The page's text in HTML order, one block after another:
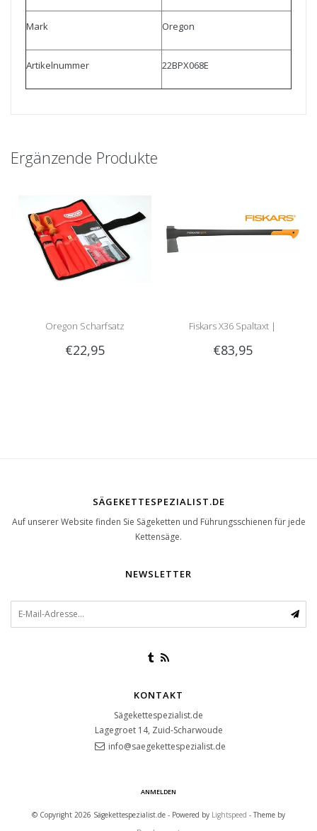
Mark Oregon
Artikelnummer 22BPX068E
Ergänzende Produkte
Oregon Scharfsatz
€22,95
Fiskars X36 Spaltaxt |
meistverkaufte Spaltaxt!
€83,95
SÄGEKETTESPEZIALIST.DE
Auf unserer Website finden Sie Sägeketten und Führungsschienen für jede
Kettensäge.
NEWSLETTER
KONTAKT
Sägekettespezialist.de
Lagegroet 14, Zuid-Scharwoude
info@saegekettespezialist.de
ANMELDEN
© Copyright 2026 Sägekettespezialist.de - Powered by Lightspeed - Theme by